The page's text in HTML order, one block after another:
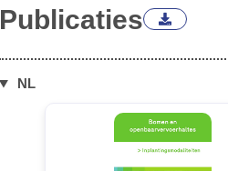
Publicaties
NL▶